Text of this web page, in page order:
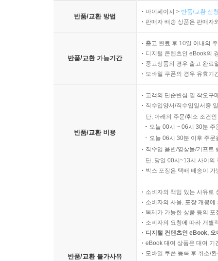
반품/교환 방법
마이페이지 > 반품/교환 신
판매자 배송 상품은 판매자
반품/교환 가능기간
출고 완료 후 10일 이내의
디지털 콘텐츠인 eBook의
중고상품의 경우 출고 완료
모바일 쿠폰의 경우 유효기
반품/교환 비용
고객의 단순변심 및 착오구
직수입양서/직수입일서중
단, 아래의 주문/취소 조건
오늘 00시 ~ 06시 30분
오늘 06시 30분 이후 주
직수입 음반/영상물/기프트
단, 당일 00시~13시 사이의
박스 포장은 택배 배송이
반품/교환 불가사유
소비자의 책임 있는 사유로
소비자의 사용, 포장 개봉
복제가 가능한 상품 등의
소비자의 요청에 따라 개별
디지털 컨텐츠인 eBook,
eBook 대여 상품은 대여 기
모바일 쿠폰 등록 후 취소/